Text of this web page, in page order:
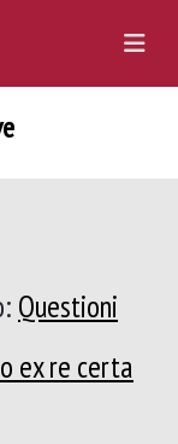
Questioni
ex re certa